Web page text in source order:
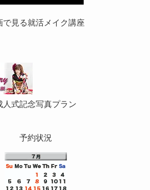
で見る就活メイク講座
人式記念写真プラン
予約状況